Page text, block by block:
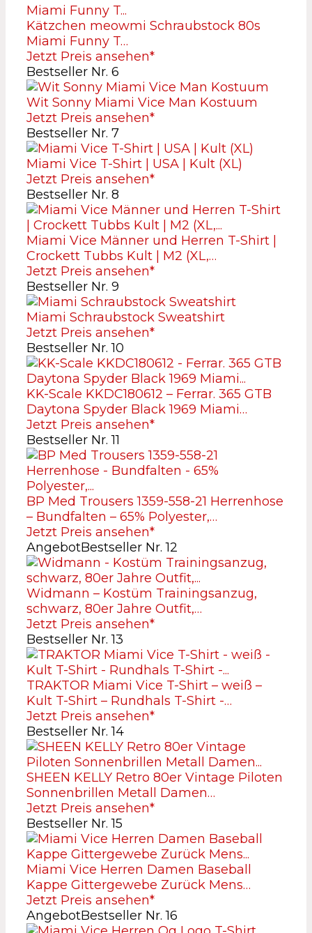
Kätzchen meowmi Schraubstock 80s
Miami Funny T…
Jetzt Preis ansehen*
Bestseller Nr. 6
Wit Sonny Miami Vice Man Kostuum
Jetzt Preis ansehen*
Bestseller Nr. 7
Miami Vice T-Shirt | USA | Kult (XL)
Jetzt Preis ansehen*
Bestseller Nr. 8
Miami Vice Männer und Herren T-Shirt |
Crockett Tubbs Kult | M2 (XL,…
Jetzt Preis ansehen*
Bestseller Nr. 9
Miami Schraubstock Sweatshirt
Jetzt Preis ansehen*
Bestseller Nr. 10
KK-Scale KKDC180612 – Ferrar. 365 GTB
Daytona Spyder Black 1969 Miami…
Jetzt Preis ansehen*
Bestseller Nr. 11
BP Med Trousers 1359-558-21 Herrenhose
– Bundfalten – 65% Polyester,…
Jetzt Preis ansehen*
AngebotBestseller Nr. 12
Widmann – Kostüm Trainingsanzug,
schwarz, 80er Jahre Outfit,…
Jetzt Preis ansehen*
Bestseller Nr. 13
TRAKTOR Miami Vice T-Shirt – weiß –
Kult T-Shirt – Rundhals T-Shirt -…
Jetzt Preis ansehen*
Bestseller Nr. 14
SHEEN KELLY Retro 80er Vintage Piloten
Sonnenbrillen Metall Damen…
Jetzt Preis ansehen*
Bestseller Nr. 15
Miami Vice Herren Damen Baseball
Kappe Gittergewebe Zurück Mens…
Jetzt Preis ansehen*
AngebotBestseller Nr. 16